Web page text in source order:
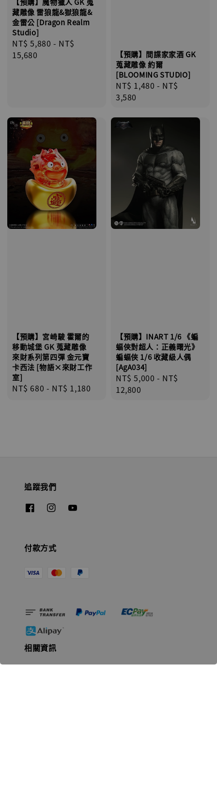
藏雕像 雷狼龍&獄狼龍&
金雷公 [Dragon Realm
Studio]
Regular
price
NT$ 5,880 - NT$
15,680
【預購】間諜家家酒 GK
蒐藏雕像 約爾
[BLOOMING STUDIO]
Regular
price
NT$ 1,480 - NT$
3,580
【預購】宮崎駿 霍爾的
移動城堡 GK 蒐藏雕像
來財系列第四彈 金元寶
卡西法 [物語×來財工作
室]
Regular
NT$ 680 - NT$ 1,180
【預購】INART 1/6 《蝙
蝠俠對超人：正義曙光》
蝙蝠俠 1/6 收藏級人偶
[AgA034]
Regular
price
NT$ 5,000 - NT$
12,800
追蹤我們
付款方式
相關資訊
無人島玩具公司資訊